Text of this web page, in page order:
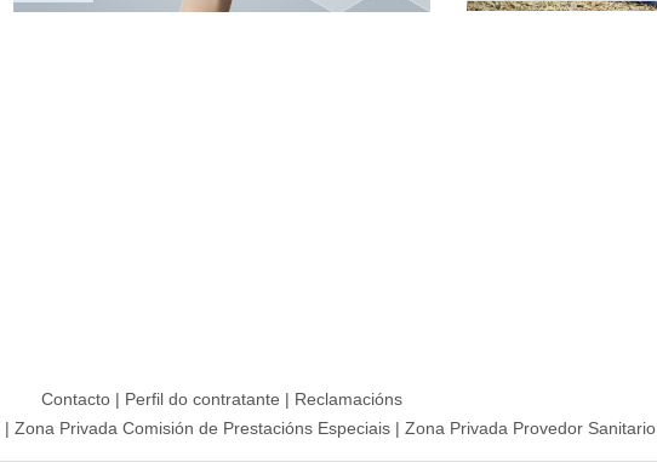
Contacto | Perfil do contratante | Reclamacións
| Zona Privada Comisión de Prestacións Especiais | Zona Privada Provedor Sanitario